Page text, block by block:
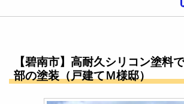
【碧南市】高耐久シリコン塗料
部の塗装（戸建てＭ様邸）